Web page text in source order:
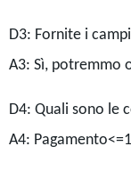
D3: Fornite i
A3: Sì, potremmo
D4: Quali sono le
A4: